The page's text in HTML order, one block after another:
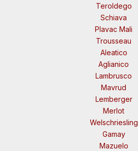
Teroldego
Schiava
Plavac Mali
Trousseau
Aleatico
Aglianico
Lambrusco
Mavrud
Lemberger
Merlot
Welschriesling
Gamay
Mazuelo